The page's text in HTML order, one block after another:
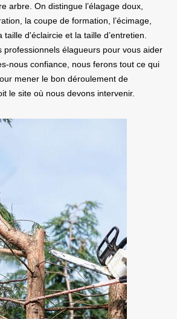
arbre. On distingue l’élagage doux,
la coupe de formation, l’écimage,
taille d'éclaircie et la taille d’entretien.
professionnels élagueurs pour vous aider
nous confiance, nous ferons tout ce qui
mener le bon déroulement de
le site où nous devons intervenir.